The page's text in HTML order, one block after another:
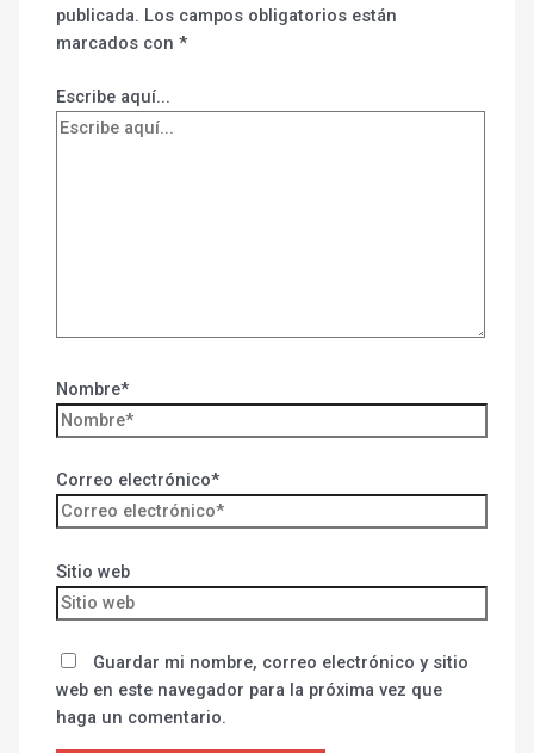
publicada. Los campos obligatorios están
marcados con*
Escribe aquí...
Nombre*
Correo electrónico*
Sitio web
Guardar mi nombre, correo electrónico y sitio
web en este navegador para la próxima vez que
haga un comentario.